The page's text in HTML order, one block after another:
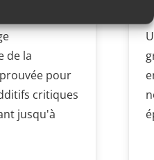
de la
pour
critiques
jusqu'à